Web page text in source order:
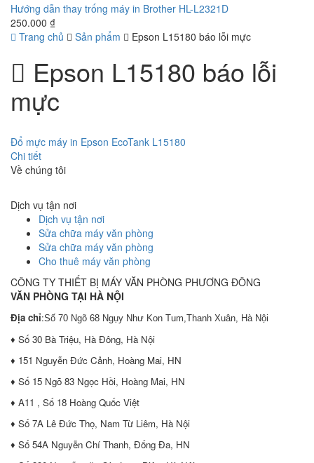
Hướng dẫn thay trống máy in Brother HL-L2321D
250.000 ₫
Trang chủ
Sản phẩm Epson L15180 báo lỗi mực
Epson L15180 báo lỗi
mực
Đổ mực máy in Epson EcoTank L15180
Chi tiết
Về chúng tôi
Dịch vụ tận nơi
Dịch vụ tận nơi
Sửa chữa máy văn phòng
Sửa chữa máy văn phòng
Cho thuê máy văn phòng
CÔNG TY THIẾT BỊ MÁY VĂN PHÒNG PHƯƠNG ĐÔNG
VĂN PHÒNG TẠI HÀ NỘI
Địa chỉ:Số 70 Ngõ 68 Ngụy Như Kon Tum,Thanh Xuân, Hà Nội
♦ Số 30 Bà Triệu, Hà Đông, Hà Nội
♦ 151 Nguyễn Đức Cảnh, Hoàng Mai, HN
♦ Số 15 Ngõ 83 Ngọc Hồi, Hoàng Mai, HN
♦ A11 , Số 18 Hoàng Quốc Việt
♦ Số 7A Lê Đức Thọ, Nam Từ Liêm, Hà Nội
♦ Số 54A Nguyễn Chí Thanh, Đống Đa, HN